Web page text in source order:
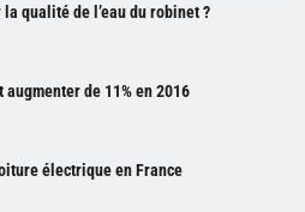
qualité de l’eau du robinet ?
augmenter de 11% en 2016
électrique en France